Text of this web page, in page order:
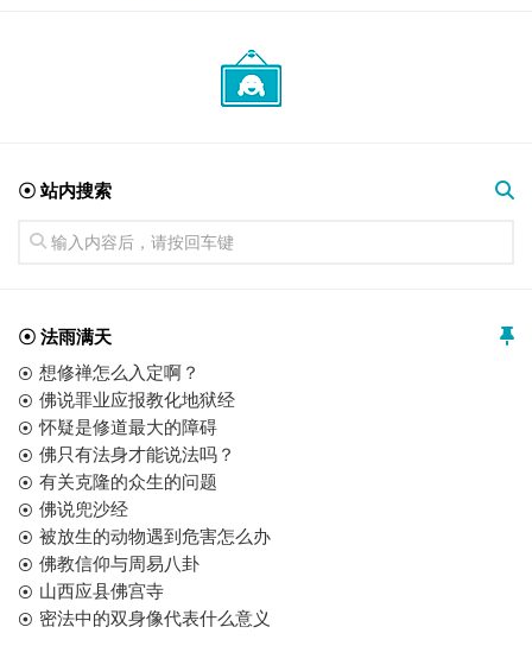
☉ 站内搜索
☉ 法雨满天
想修禅怎么入定啊？
佛说罪业应报教化地狱经
怀疑是修道最大的障碍
佛只有法身才能说法吗？
有关克隆的众生的问题
佛说兜沙经
被放生的动物遇到危害怎么办
佛教信仰与周易八卦
山西应县佛宫寺
密法中的双身像代表什么意义